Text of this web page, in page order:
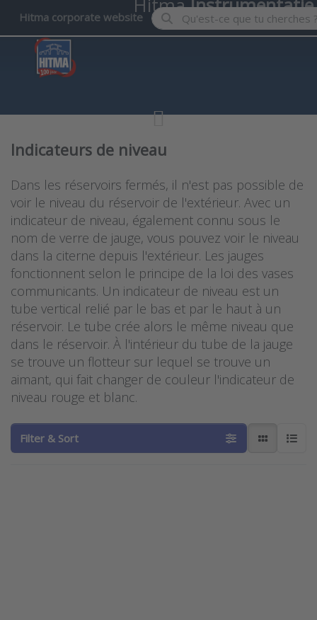
Hitma corporate website Enter a search term. Results
HitmaInstrumentatie
Indicateurs de niveau
Dans les réservoirs fermés, il n'est pas possible de
voir le niveau du réservoir de l'extérieur. Avec un
indicateur de niveau, également connu sous le
nom de verre de jauge, vous pouvez voir le niveau
dans la citerne depuis l'extérieur. Les jauges
fonctionnent selon le principe de la loi des vases
communicants. Un indicateur de niveau est un
tube vertical relié par le bas et par le haut à un
réservoir. Le tube crée alors le même niveau que
dans le réservoir. À l'intérieur du tube de la jauge
se trouve un flotteur sur lequel se trouve un
aimant, qui fait changer de couleur l'indicateur de
niveau rouge et blanc.
Filter & Sort